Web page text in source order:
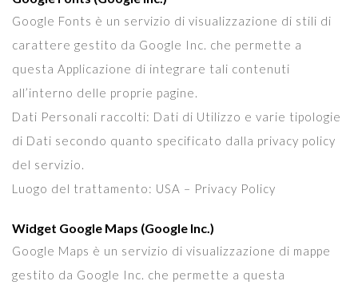
Google Fonts è un servizio di visualizzazione di stili di
carattere gestito da Google Inc. che permette a
questa Applicazione di integrare tali contenuti
all’interno delle proprie pagine.
Dati Personali raccolti: Dati di Utilizzo e varie tipologie
di Dati secondo quanto specificato dalla privacy policy
del servizio.
Luogo del trattamento: USA – Privacy Policy
Widget Google Maps (Google Inc.)
Google Maps è un servizio di visualizzazione di mappe
gestito da Google Inc. che permette a questa